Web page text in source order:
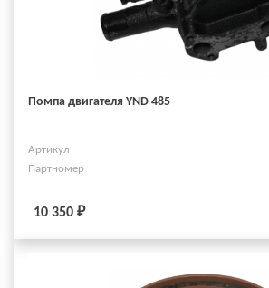
Помпа двигателя YND 485
Артикул
Партномер
10 350 ₽